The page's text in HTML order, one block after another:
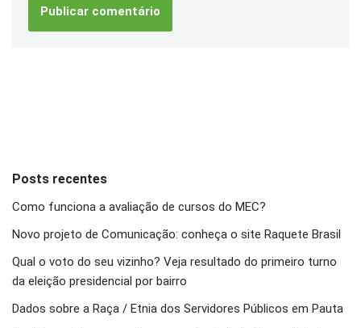
Posts recentes
Como funciona a avaliação de cursos do MEC?
Novo projeto de Comunicação: conheça o site Raquete Brasil
Qual o voto do seu vizinho? Veja resultado do primeiro turno
da eleição presidencial por bairro
Dados sobre a Raça / Etnia dos Servidores Públicos em Pauta